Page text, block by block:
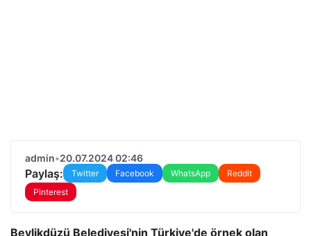
admin•20.07.2024 02:46
Paylaş: Twitter Facebook WhatsApp
Reddit
Pinterest
Beylikdüzü Belediyesi'nin Türkiye'de örnek olan